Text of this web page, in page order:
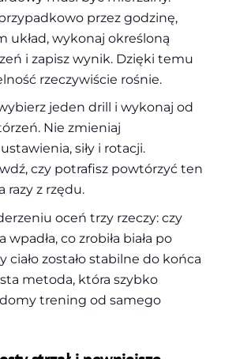
przez godzinę,
układ, wykonaj określoną
i zapisz wynik. Dzięki temu
rzeczywiście rośnie.
jeden drill i wykonaj od
Nie zmieniaj
siły i rotacji.
czy potrafisz powtórzyć ten
razy z rzędu.
oceń trzy rzeczy: czy
co zrobiła biała po
ciało zostało stabilne do końca
metoda, która szybko
trening od samego